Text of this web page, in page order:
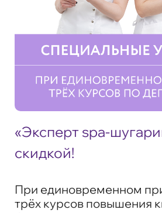
«Эксперт spa-
скидкой!
При единовременном
трёх курсов повышения